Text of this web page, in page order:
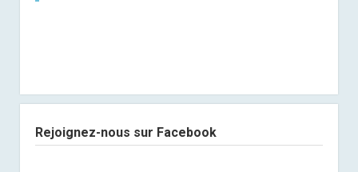
Rejoignez-nous sur Facebook